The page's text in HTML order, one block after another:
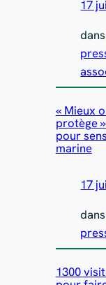
17
« Mieux
protège
pour
marine
17
dans
1300